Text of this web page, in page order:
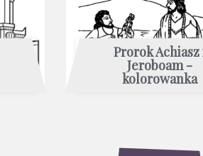
Prorok Achiasz
Jeroboam -
kolorowanka